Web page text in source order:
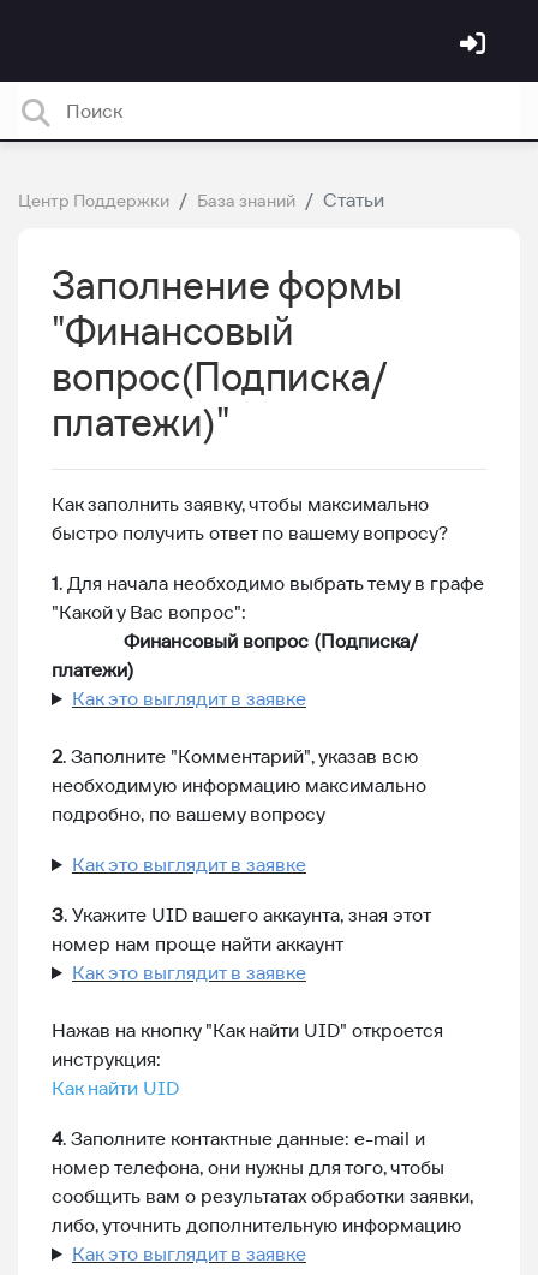
Центр Поддержки База знаний Статьи
Заполнение формы
"Финансовый
вопрос(Подписка/
платежи)"
Как заполнить заявку, чтобы максимально
быстро получить ответ по вашему вопросу?
1. Для начала необходимо выбрать тему в графе
"Какой у Вас вопрос":
Финансовый вопрос (Подписка/
платежи)
Как это выглядит в заявке
2. Заполните "Комментарий", указав всю
необходимую информацию максимально
подробно, по вашему вопросу
Как это выглядит в заявке
3. Укажите UID вашего аккаунта, зная этот
номер нам проще найти аккаунт
Как это выглядит в заявке
Нажав на кнопку "Как найти UID" откроется
инструкция:
Как найти UID
4. Заполните контактные данные: e-mail и
номер телефона, они нужны для того, чтобы
сообщить вам о результатах обработки заявки,
либо, уточнить дополнительную информацию
Как это выглядит в заявке